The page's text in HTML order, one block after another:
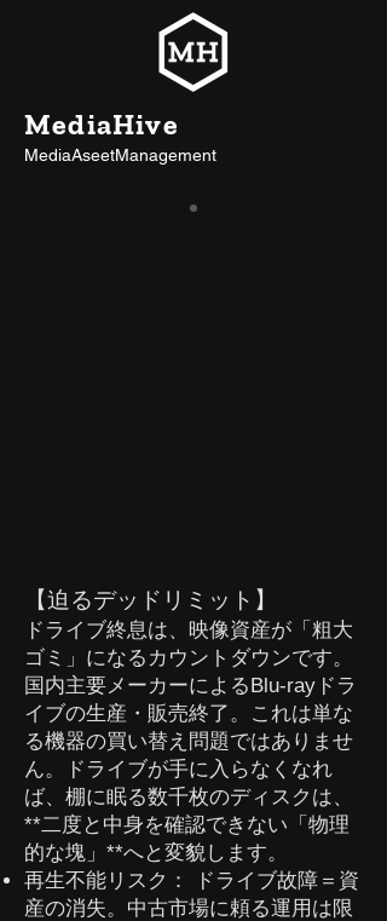
MediaHive
MediaAseetManagement
【迫るデッドリミット】
ドライブ終息は、映像資産が「粗大
ゴミ」になるカウントダウンです。
国内主要メーカーによるBlu-rayドラ
イブの生産・販売終了。これは単な
る機器の買い替え問題ではありませ
ん。ドライブが手に入らなくなれ
ば、棚に眠る数千枚のディスクは、
**二度と中身を確認できない「物理
的な塊」**へと変貌します。
再生不能リスク： ドライブ故障＝資
産の消失。中古市場に頼る運用は限